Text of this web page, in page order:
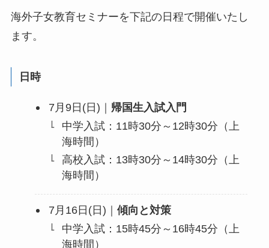
海外子女教育セミナーを下記の日程で開催いたし
ます。
日時
7月9日(日)｜ 帰国生入試入門
中学入試：11時30分～12時30分（上
海時間）
高校入試：13時30分～14時30分（上
海時間）
7月16日(日)｜ 傾向と対策
中学入試：15時45分～16時45分（上
海時間）